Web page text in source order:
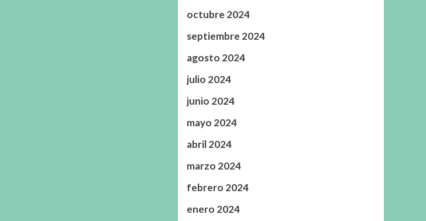
octubre 2024
septiembre 2024
agosto 2024
julio 2024
junio 2024
mayo 2024
abril 2024
marzo 2024
febrero 2024
enero 2024